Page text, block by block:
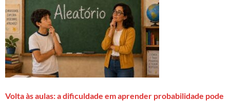
Volta às aulas: a dificuldade em aprender probabilidade pode